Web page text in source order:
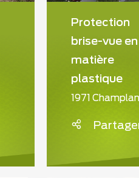
Protection
brise-vue en
matière
plastique
1971 Champlan